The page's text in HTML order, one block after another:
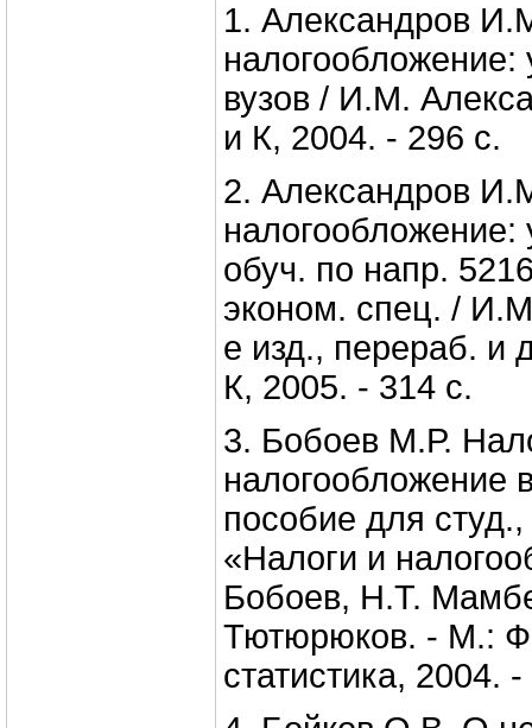
1. Александров
налогообложение:
вузов / И.М.
и К, 2004. - 296 с.
2. Александров
налогообложение:
обуч. по напр.
эконом. спец. /
е изд., перераб. и
К, 2005. - 314 с.
3. Бобоев М.Р.
налогообложение
пособие для
«Налоги и
Бобоев, Н.Т.
Тютюрюков. - М.:
статистика, 2004.